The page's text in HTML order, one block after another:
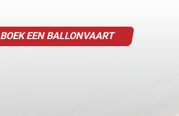
BOEK EEN BALLONVAART